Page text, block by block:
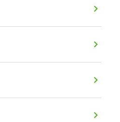
いた母が孤独死し
。部屋はゴミ屋敷
掃できるような状
でした。遠方のた
前に部屋の状態を